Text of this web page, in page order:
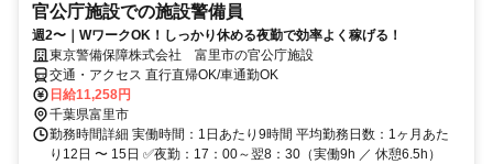
官公庁施設での施設警備員
週2〜｜WワークOK！しっかり休める夜勤で効率よく稼げる！
東京警備保障株式会社 富里市の官公庁施設
交通・アクセス 直行直帰OK/車通勤OK
日給11,258円
千葉県富里市
勤務時間詳細 実働時間：1日あたり9時間 平均勤務日数：1ヶ月あた
り12日 〜 15日 ✅夜勤：17：00～翌8：30（実働9h ／ 休憩6.5h）